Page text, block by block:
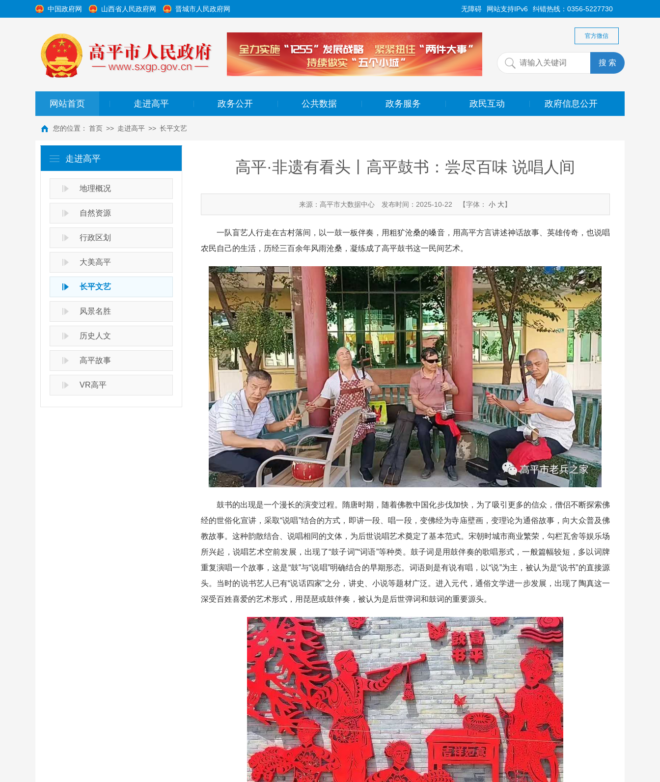
中国政府网 山西省人民政府网 晋城市人民政府网 纠错热线：0356-5227730
网站支持IPv6
无障碍
官方微信
网站首页 走进高平 政务公开 公共数据 政务服务 政民互动 政府信息公开
您的位置： 首页 >> 走进高平 >> 长平文艺
走进高平
地理概况
自然资源
行政区划
大美高平
长平文艺
风景名胜
历史人文
高平故事
VR高平
高平·非遗有看头丨高平鼓书：尝尽百味 说唱人间
来源：高平市大数据中心 发布时间：2025-10-22 【字体：小 大】
一队盲艺人行走在古村落间，以一鼓一板伴奏，用粗犷沧桑的嗓音，用高平方言讲述神话故事、英雄传奇，也说唱
农民自己的生活，历经三百余年风雨沧桑，凝练成了高平鼓书这一民间艺术。
鼓书的出现是一个漫长的演变过程。隋唐时期，随着佛教中国化步伐加快，为了吸引更多的信众，僧侣不断探索佛
经的世俗化宣讲，采取“说唱”结合的方式，即讲一段、唱一段，变佛经为寺庙壁画，变理论为通俗故事，向大众普及佛
教故事。这种韵散结合、说唱相同的文体，为后世说唱艺术奠定了基本范式。宋朝时城市商业繁荣，勾栏瓦舍等娱乐场
所兴起，说唱艺术空前发展，出现了“鼓子词”“词语”等种类。鼓子词是用鼓伴奏的歌唱形式，一般篇幅较短，多以词牌
重复演唱一个故事，这是“鼓”与“说唱”明确结合的早期形态。词语则是有说有唱，以“说”为主，被认为是“说书”的直接源
头。当时的说书艺人已有“说话四家”之分，讲史、小说等题材广泛。进入元代，通俗文学进一步发展，出现了陶真这一
深受百姓喜爱的艺术形式，用琵琶或鼓伴奏，被认为是后世弹词和鼓词的重要源头。